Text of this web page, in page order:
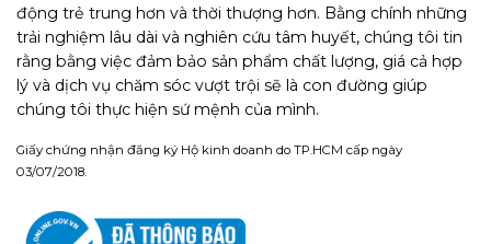
động trẻ trung hơn và thời thượng hơn. Bằng chính những
trải nghiệm lâu dài và nghiên cứu tâm huyết, chúng tôi tin
rằng bằng việc đảm bảo sản phẩm chất lượng, giá cả hợp
lý và dịch vụ chăm sóc vượt trội sẽ là con đường giúp
chúng tôi thực hiện sứ mệnh của mình.
Giấy chứng nhận đăng ký Hộ kinh doanh do TP.HCM cấp ngày
03/07/2018.